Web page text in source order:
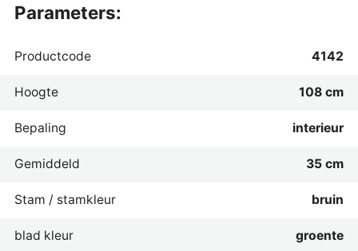
parameters:
Productcode 4142
Hoogte 108 cm
Bepaling interieur
Gemiddeld 35 cm
Stam / stamkleur bruin
blad kleur groente